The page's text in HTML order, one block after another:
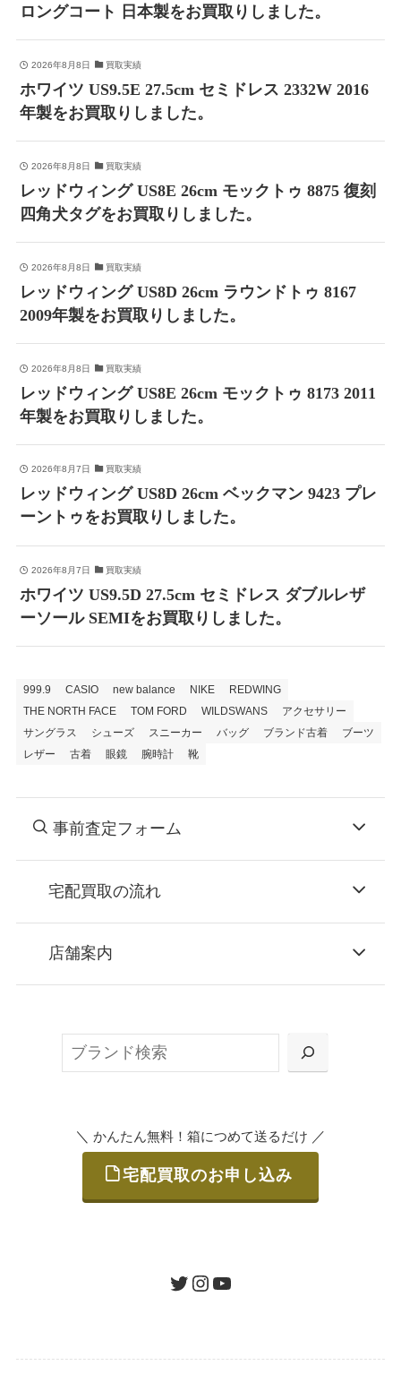
ロングコート 日本製をお買取りしました。
2026年8月8日 買取実績
ホワイツ US9.5E 27.5cm セミドレス 2332W 2016
年製をお買取りしました。
2026年8月8日 買取実績
レッドウィング US8E 26cm モックトゥ 8875 復刻
四角犬タグをお買取りしました。
2026年8月8日 買取実績
レッドウィング US8D 26cm ラウンドトゥ 8167
2009年製をお買取りしました。
2026年8月8日 買取実績
レッドウィング US8E 26cm モックトゥ 8173 2011
年製をお買取りしました。
2026年8月7日 買取実績
レッドウィング US8D 26cm ベックマン 9423 プレ
ーントゥをお買取りしました。
2026年8月7日 買取実績
ホワイツ US9.5D 27.5cm セミドレス ダブルレザ
ーソール SEMIをお買取りしました。
999.9 CASIO new balance NIKE
REDWING
THE NORTH FACE
TOM FORD WILDSWANS
アクセサリー
サングラス
シューズ スニーカー バッグ ブランド古着
ブーツ
レザー
古着 眼鏡 腕時計 靴
事前査定フォーム
宅配買取の流れ
お申込み
または梱包材不要の「集荷申込」からお選び
ご発送
店舗案内
＼ かんたん無料！箱につめて送るだけ ／
宅配買取のお申し込み
ツイッターインスタグラムユーチューブ